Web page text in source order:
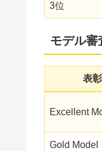
3位
モデル審
表彰
Excellent
Gold Model